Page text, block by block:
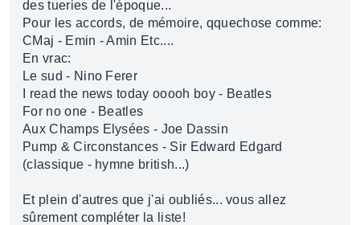
des tueries de l'époque...
Pour les accords, de mémoire, qquechose comme:
CMaj - Emin - Amin Etc....
En vrac:
Le sud - Nino Ferer
I read the news today ooooh boy - Beatles
For no one - Beatles
Aux Champs Elysées - Joe Dassin
Pump & Circonstances - Sir Edward Edgard
(classique - hymne british...)
Et plein d'autres que j'ai oubliés... vous allez
sûrement compléter la liste!